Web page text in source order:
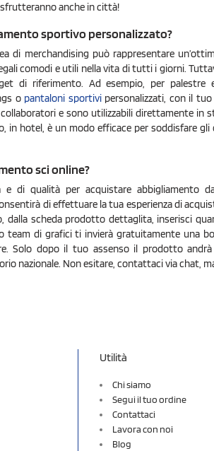
anche in città!
sportivo personalizzato?
di merchandising può rappresentare
comodi e utili nella vita di tutti i giorni.
di riferimento. Ad esempio, per
o pantaloni sportivipersonalizzati, con il tuo
e sono utilizzabili direttamente in
in hotel, è un modo efficace per soddisfare
sci online?
e di qualità per acquistare abbigliamento
di effettuare la tua esperienza di
dalla scheda prodotto dettaglita, inserisci
team di grafici ti invierà gratuitamente una
Solo dopo il tuo assenso il prodotto andrà
nazionale. Non esitare, contattaci via chat,
Utilità
Chi siamo
Segui il tuo ordine
Contattaci
Lavora con noi
Blog